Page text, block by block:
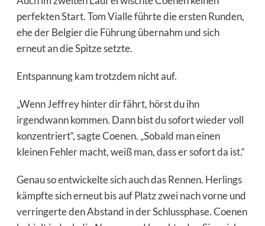
perfekten Start. Tom Vialle führte die ersten Runden,
ehe der Belgier die Führung übernahm und sich
erneut an die Spitze setzte.
Entspannung kam trotzdem nicht auf.
„Wenn Jeffrey hinter dir fährt, hörst du ihn
irgendwann kommen. Dann bist du sofort wieder voll
konzentriert“, sagte Coenen. „Sobald man einen
kleinen Fehler macht, weiß man, dass er sofort da ist.“
Genau so entwickelte sich auch das Rennen. Herlings
kämpfte sich erneut bis auf Platz zwei nach vorne und
verringerte den Abstand in der Schlussphase. Coenen